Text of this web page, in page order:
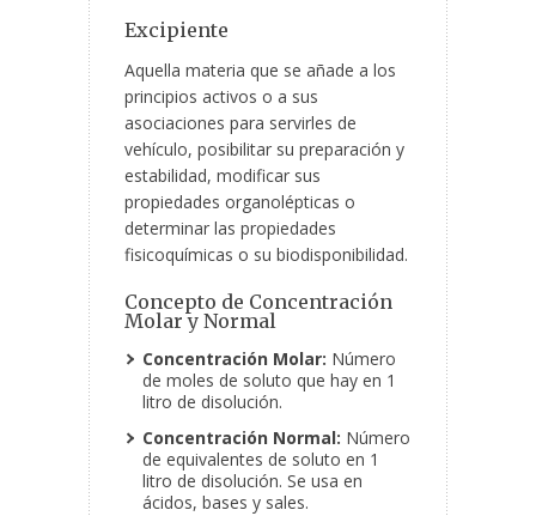
Excipiente
Aquella materia que se añade a los
principios activos o a sus
asociaciones para servirles de
vehículo, posibilitar su preparación y
estabilidad, modificar sus
propiedades organolépticas o
determinar las propiedades
fisicoquímicas o su biodisponibilidad.
Concepto de Concentración
Molar y Normal
Concentración Molar: Número
de moles de soluto que hay en 1
litro de disolución.
Concentración Normal: Número
de equivalentes de soluto en 1
litro de disolución. Se usa en
ácidos, bases y sales.